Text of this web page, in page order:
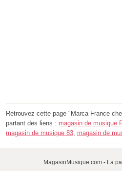
Retrouvez cette page "Marca France
partant des liens : magasin de musique
magasin de musique 83, magasin de
MagasinMusique.com - La